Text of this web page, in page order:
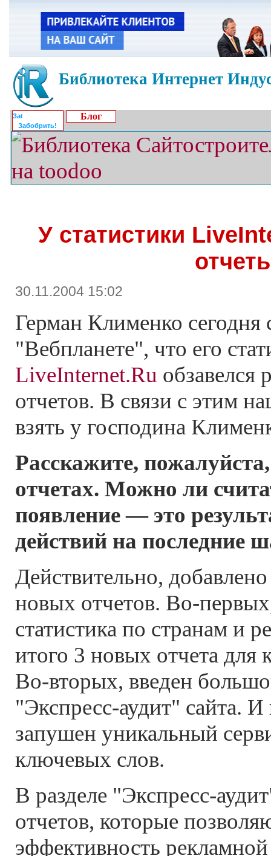
Библиотека Интернет
Забобрить!
Блог
У статистики
30.11.2004 15:02
Герман Клименко
"Вебпланете", что его
LiveInternet.Ru обзавелся
отчетов. В связи с этим
взять у господина
Расскажите,
отчетах. Можно ли
появление — это
действий на последние
Действительно,
новых отчетов. Во-
статистика по странам и
итого 3 новых отчета для
Во-вторых, введен
"Экспресс-аудит" сайта. И
запушен уникальный
ключевых слов.
В разделе "Экспресс-
отчетов, которые
эффективность